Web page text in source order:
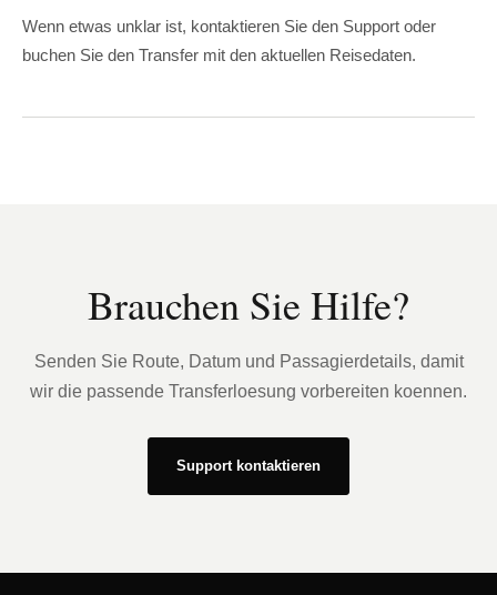
Wenn etwas unklar ist, kontaktieren Sie den Support oder
buchen Sie den Transfer mit den aktuellen Reisedaten.
Brauchen Sie Hilfe?
Senden Sie Route, Datum und Passagierdetails, damit
wir die passende Transferloesung vorbereiten koennen.
Support kontaktieren